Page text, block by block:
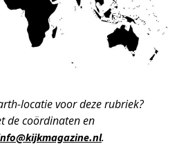
locatie voor deze rubriek?
de coördinaten en
.